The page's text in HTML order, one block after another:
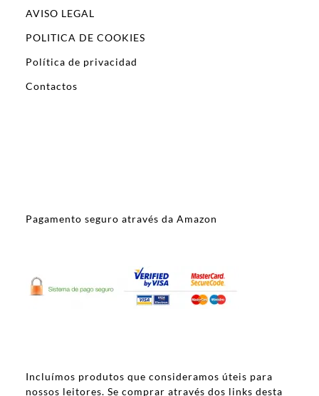
AVISO LEGAL
POLITICA DE COOKIES
Política de privacidad
Contactos
Pagamento seguro através da Amazon
Incluímos produtos que consideramos úteis para
nossos leitores. Se comprar através dos links desta